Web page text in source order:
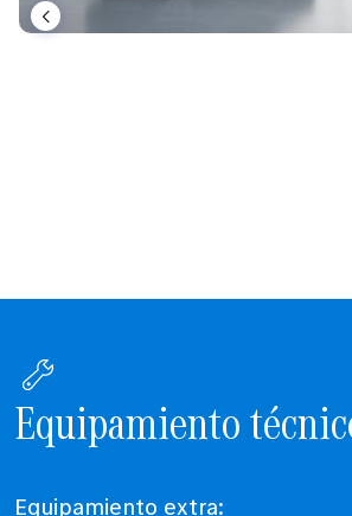
Equipamiento
Equipamiento extra: